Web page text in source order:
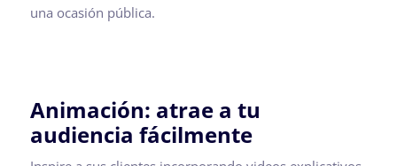
una ocasión pública.
Animación: atrae a tu
audiencia fácilmente